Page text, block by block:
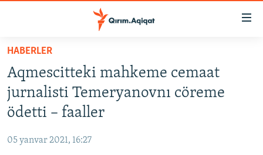
Esas
qaytmaq
Baş
navigatsiyağa
qaytmaq
Qıdıruvğa
qaytmaq
SİYASET
İQTİSADİYAT
MEDENİYET
HABERLER
Aqmescitteki mahkeme cemaat
jurnalisti Temeryanovnı cöreme
ödetti – faaller
05 yanvar 2021, 16:27